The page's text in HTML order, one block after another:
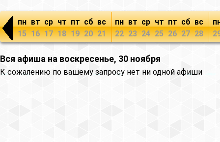
пн
15
вт
16
ср
17
чт
18
пт
19
сб
20
вс
21
пн
22
вт
23
ср
24
чт
25
пт
26
сб
27
вс
28
Вся афиша на воскресенье, 30 ноября
К сожалению по вашему запросу нет ни одной афиши